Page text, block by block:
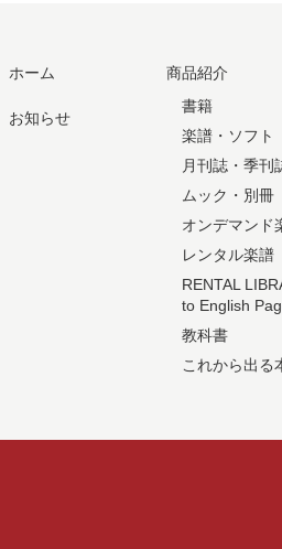
ホーム
お知らせ
商品紹介
書籍
楽譜・ソフト
月刊誌・季刊
ムック・別冊
オンデマンド
レンタル楽譜
RENTAL
to English
教科書
これから出る